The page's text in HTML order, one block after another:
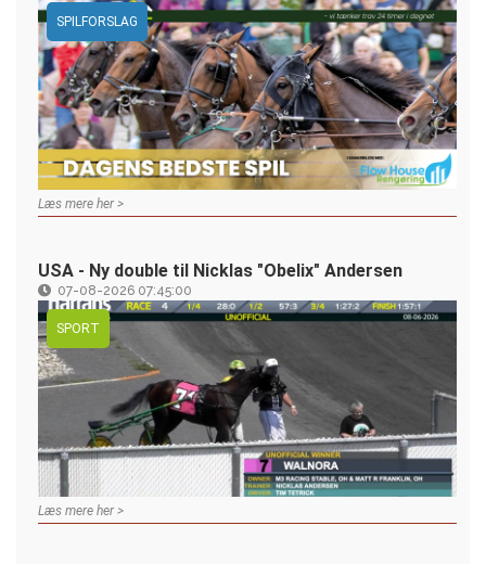
SPILFORSLAG
Læs mere her >
USA - Ny double til Nicklas "Obelix" Andersen
07-08-2026 07:45:00
SPORT
Læs mere her >